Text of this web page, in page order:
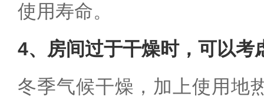
使用寿命。
4、房间过于干燥时，可以考
冬季气候干燥，加上使用地